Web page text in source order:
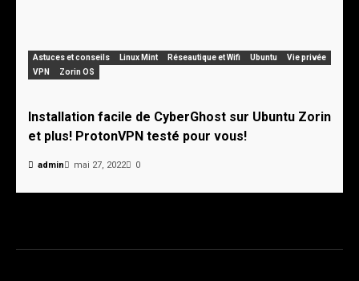
Astuces et conseils Linux Mint Réseautique et Wifi Ubuntu
Vie privée
VPN
Zorin OS
Installation facile de CyberGhost sur Ubuntu Zorin
et plus! ProtonVPN testé pour vous!
admin mai 27, 2022 0